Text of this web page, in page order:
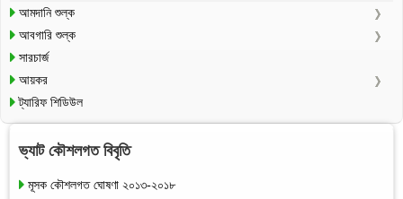
আমদানি শুল্ক
আবগারি শুল্ক
সারচার্জ
আয়কর
ট্যারিফ শিডিউল
ভ্যাট কৌশলগত বিবৃতি
মূসক কৌশলগত ঘোষণা ২০১৩-২০১৮